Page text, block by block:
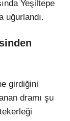
Yeşiltepe
uğurlandı.
girdiğini
dramı şu